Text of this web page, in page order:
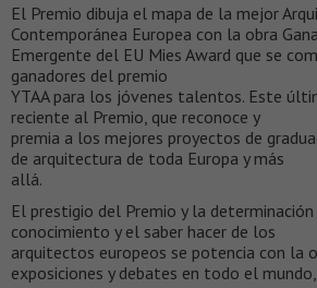
El Premio dibuja el mapa de la mejor
Contemporánea Europea con la obra
Emergente del EU Mies Award que se
ganadores del premio
YTAA para los jóvenes talentos. Este
reciente al Premio, que reconoce y
premia a los mejores proyectos de
de arquitectura de toda Europa y más
allá.
El prestigio del Premio y la
conocimiento y el saber hacer de los
arquitectos europeos se potencia con la
exposiciones y debates en todo el mundo,